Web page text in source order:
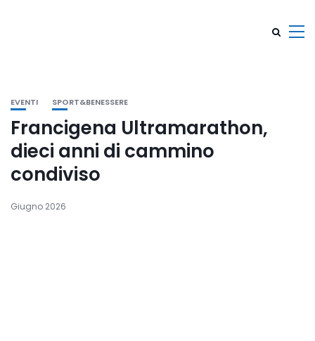
EVENTI SPORT&BENESSERE
Francigena Ultramarathon,
dieci anni di cammino
condiviso
Giugno 2026